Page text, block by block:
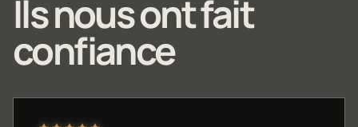
Ils nous ont fait
confiance